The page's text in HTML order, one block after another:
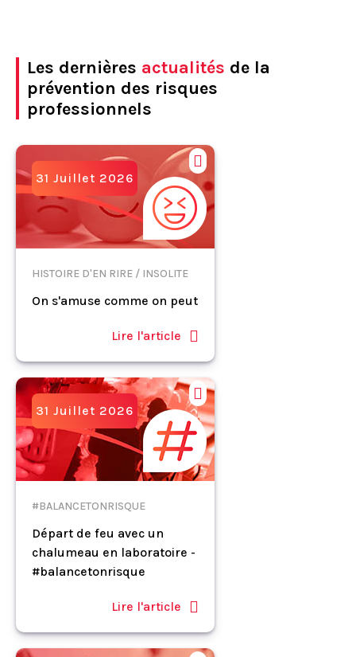
Les dernières actualités de la
prévention des risques
professionnels
31 Juillet 2026
HISTOIRE D'EN RIRE / INSOLITE
On s'amuse comme on peut
Lire l'article
31 Juillet 2026
#BALANCETONRISQUE
Départ de feu avec un
chalumeau en laboratoire -
#balancetonrisque
Lire l'article